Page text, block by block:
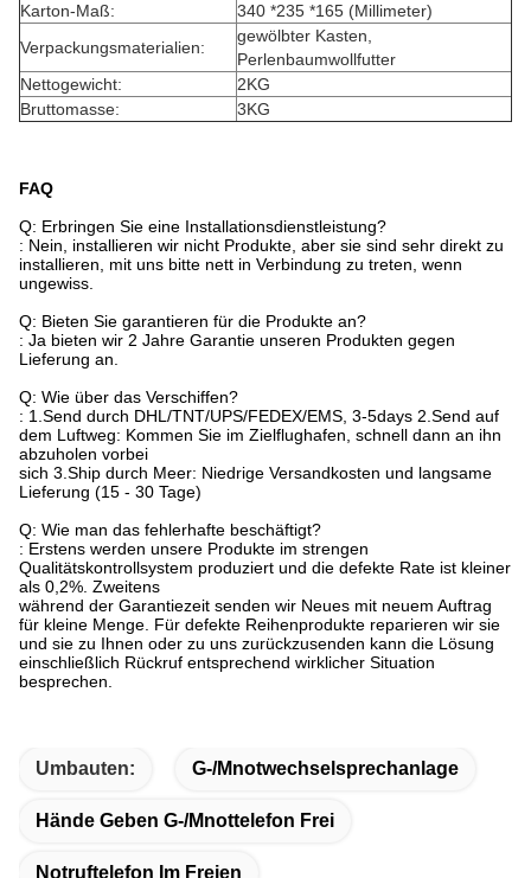
Karton-Maß:
340 *235 *165 (Millimeter)
Verpackungsmaterialien:
gewölbter Kasten,
Perlenbaumwollfutter
Nettogewicht:
2KG
Bruttomasse:
3KG
FAQ
Q: Erbringen Sie eine Installationsdienstleistung?
: Nein, installieren wir nicht Produkte, aber sie sind sehr direkt zu
installieren, mit uns bitte nett in Verbindung zu treten, wenn
ungewiss.
Q: Bieten Sie garantieren für die Produkte an?
: Ja bieten wir 2 Jahre Garantie unseren Produkten gegen
Lieferung an.
Q: Wie über das Verschiffen?
: 1.Send durch DHL/TNT/UPS/FEDEX/EMS, 3-5days 2.Send auf
dem Luftweg: Kommen Sie im Zielflughafen, schnell dann an ihn
abzuholen vorbei
sich 3.Ship durch Meer: Niedrige Versandkosten und langsame
Lieferung (15 - 30 Tage)
Q: Wie man das fehlerhafte beschäftigt?
: Erstens werden unsere Produkte im strengen
Qualitätskontrollsystem produziert und die defekte Rate ist kleiner
als 0,2%. Zweitens
während der Garantiezeit senden wir Neues mit neuem Auftrag
für kleine Menge. Für defekte Reihenprodukte reparieren wir sie
und sie zu Ihnen oder zu uns zurückzusenden kann die Lösung
einschließlich Rückruf entsprechend wirklicher Situation
besprechen.
Umbauten: G-/Mnotwechselsprechanlage
Hände Geben G-/Mnottelefon Frei
Notruftelefon Im Freien